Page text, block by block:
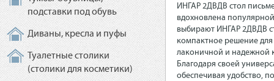
подставки под обувь
Диваны, кресла и пуфы
Туалетные столики
(столики для косметики)
ИНГАР 2ДВДВ стол
вдохновлена
выбирают ИНГАР 2ДВДВ
компактное решение
лаконичной и надежной
Благодаря своей
обеспечивая удобство,